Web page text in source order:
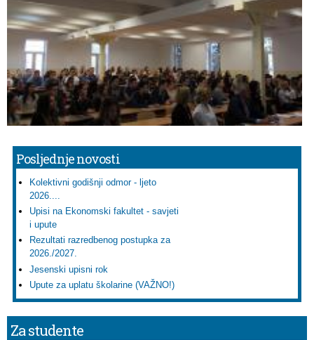
Posljednje novosti
Kolektivni godišnji odmor - ljeto
2026....
Upisi na Ekonomski fakultet - savjeti
i upute
Rezultati razredbenog postupka za
2026./2027.
Jesenski upisni rok
Upute za uplatu školarine (VAŽNO!)
Za studente